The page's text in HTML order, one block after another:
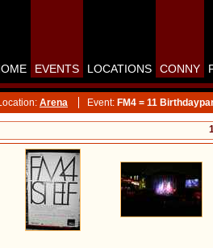
EVENTS LOCATIONS CONNY
Arena Event: FM4 = 11